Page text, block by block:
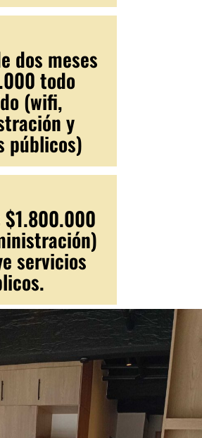
dos meses
todo
(wifi,
y
públicos)
$1.800.000
servicios